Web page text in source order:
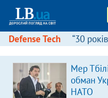
Defense Tech “30
Мер
обман
НАТО